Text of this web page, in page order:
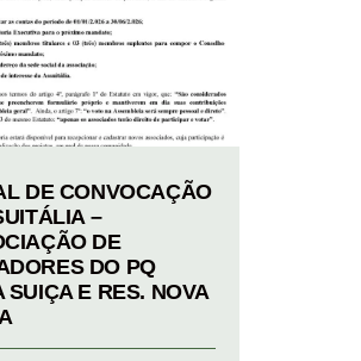
DE CONVOCAÇÃO
–
DE
DO PQ
SUIÇA E RES. NOVA